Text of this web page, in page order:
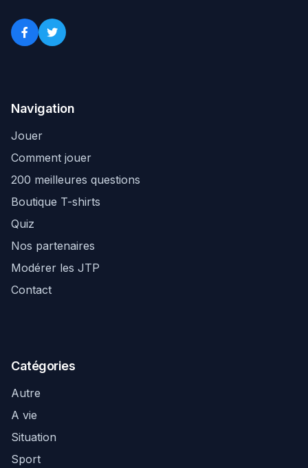
Navigation
Jouer
Comment jouer
200 meilleures questions
Boutique T-shirts
Quiz
Nos partenaires
Modérer les JTP
Contact
Catégories
Autre
A vie
Situation
Sport